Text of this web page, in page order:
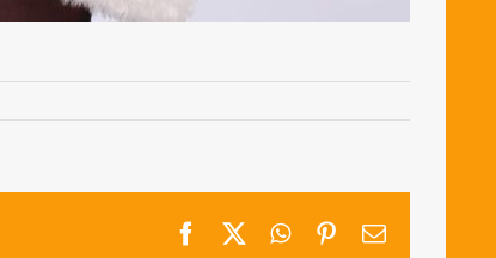
FacebookWhatsApp
Pinterest
E-